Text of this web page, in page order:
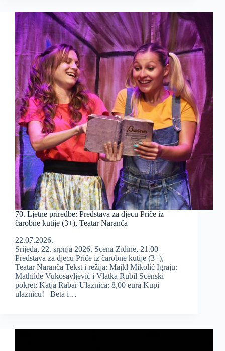
70. Ljetne priredbe: Predstava za djecu Priče iz
čarobne kutije (3+), Teatar Naranča
22.07.2026.
Srijeda, 22. srpnja 2026. Scena Zidine, 21.00
Predstava za djecu Priče iz čarobne kutije (3+),
Teatar Naranča Tekst i režija: Majkl Mikolić Igraju:
Mathilde Vukosavljević i Vlatka Rubil Scenski
pokret: Katja Rabar Ulaznica: 8,00 eura Kupi
ulaznicu! Beta i…